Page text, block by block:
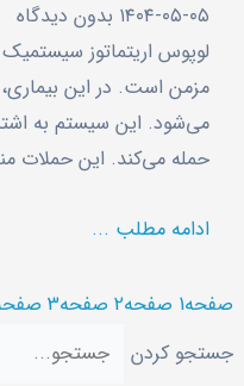
۱۴۰۴-۰۵-۰۵ بدون دیدگاه
لوپوس اریتماتوز
مزمن است. در این
می‌شود. این سیستم به
حمله می‌کند. این حملات
ادامه مطلب ...
صفحه1 صفحه2 صفحه3
جستجو کردن